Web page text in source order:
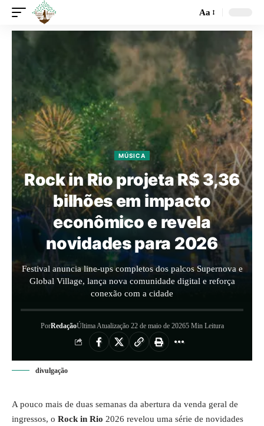
Aa
MÚSICA
Rock in Rio projeta R$ 3,36
bilhões em impacto
econômico e revela
novidades para 2026
Festival anuncia line-ups completos dos palcos Supernova e
Global Village, lança nova comunidade digital e reforça
conexão com a cidade
PorRedaçãoÚltima Atualização 22 de maio de 20265 Min Leitura
divulgação
A pouco mais de duas semanas da abertura da venda geral de
ingressos, o Rock in Rio 2026 revelou uma série de novidades